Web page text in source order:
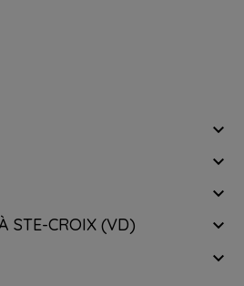



STE-CROIX (VD) 
